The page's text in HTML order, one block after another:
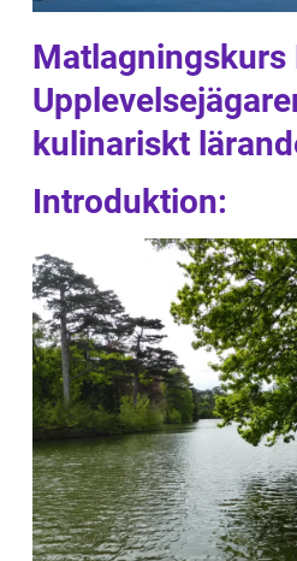
Matlagningskurs
kulinariskt
Introduktion: